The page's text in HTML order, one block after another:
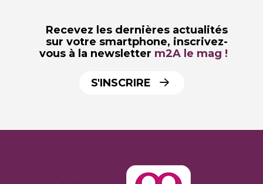
Recevez les dernières actualités
sur votre smartphone, inscrivez-
vous à la newsletter m2A le mag !
S'INSCRIRE